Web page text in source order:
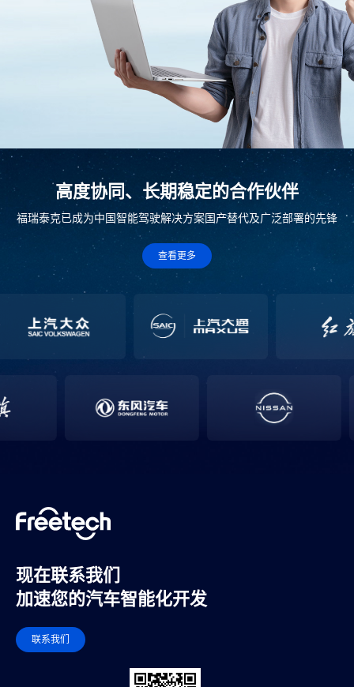
高度协同、长期稳定的合作伙伴
福瑞泰克已成为中国智能驾驶解决方案国产替代及广泛部署的先锋
查看更多
现在联系我们
加速您的汽车智能化开发
联系我们